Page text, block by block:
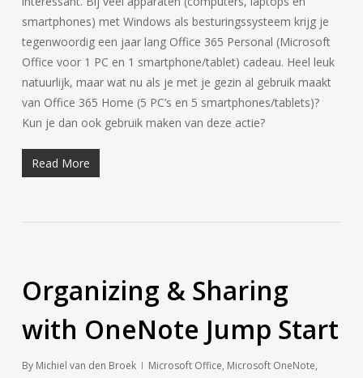
smartphones) met Windows als besturingssysteem krijg je
tegenwoordig een jaar lang Office 365 Personal (Microsoft
Office voor 1 PC en 1 smartphone/tablet) cadeau. Heel leuk
natuurlijk, maar wat nu als je met je gezin al gebruik maakt
van Office 365 Home (5 PC’s en 5 smartphones/tablets)?
Kun je dan ook gebruik maken van deze actie?
Read More
Organizing & Sharing
with OneNote Jump Start
By Michiel van den Broek Microsoft Office, Microsoft OneNote,